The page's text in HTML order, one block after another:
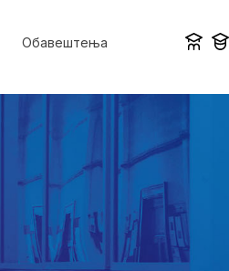
Обавештења